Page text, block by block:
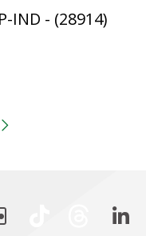
IND - (28914)
anterior